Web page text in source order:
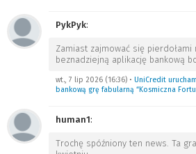
PykPyk:
Zamiast zajmować się
beznadziejną aplikację bankową
wt., 7 lip 2026 (16:36) • UniCredit
bankową grę fabularną “Kosmiczna
human1:
Trochę spóźniony ten news. Ta